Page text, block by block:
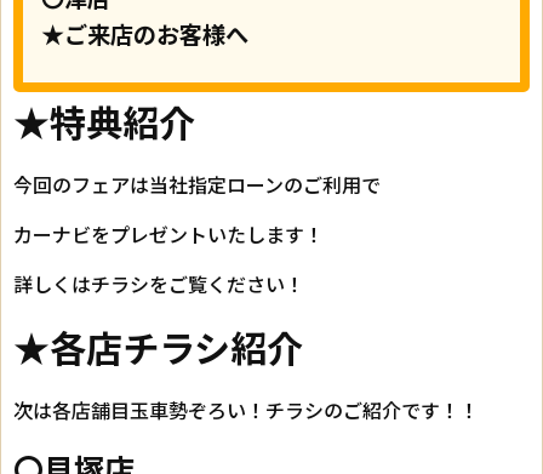
★ご来店のお客様へ
★特典紹介
今回のフェアは当社指定ローンのご利用で
カーナビをプレゼントいたします！
詳しくはチラシをご覧ください！
★各店チラシ紹介
次は各店舗目玉車勢ぞろい！チラシのご紹介です！！